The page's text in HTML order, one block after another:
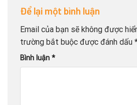
Để lại một bình luận
Email của bạn sẽ không được
trường bắt buộc được đánh dấu
Bình luận *